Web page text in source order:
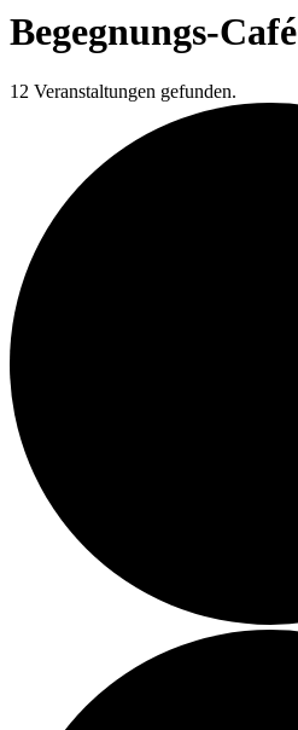
Begegnungs-Café
12 Veranstaltungen gefunden.